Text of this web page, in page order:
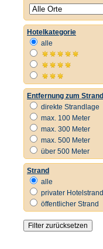
Hotelkategorie
alle
Entfernung zum Strand
direkte Strandlage
max. 100 Meter
max. 300 Meter
max. 500 Meter
über 500 Meter
Strand
alle
privater Hotelstrand
öffentlicher Strand